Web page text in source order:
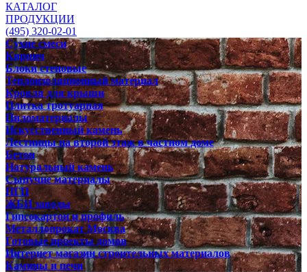
КАТАЛОГ
ПРОДУКЦИИ
(495) 320-02-01
Сухие смеси
Кирпич
Блоки стеновые
Теплоизоляционный материал
Кровля для крыши
Плитка тротуарная
Пиломатериалы
Искусственный камень
Лестницы на второй этаж в частном доме
Бетон
Натуральный камень
Сыпучие материалы
ПГП
ЖБИ заводы
Гипсокартон и профиль
Металлопрокат Москва
Готовые проекты домов
Интернет магазин строительных материалов
Камины и печи